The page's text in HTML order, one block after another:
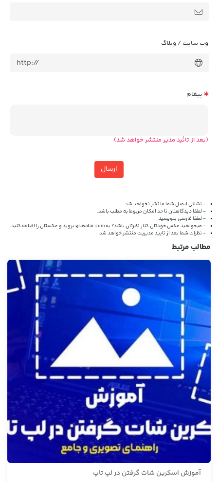
وب سایت / وبلاگ
پیغام
(بعد از تائید مدیر منتشر خواهد شد)
ارسال
- نشانی ایمیل شما منتشر نخواهد شد.
- لطفا دیدگاهتان تا حد امکان مربوط به مطلب باشد.
- لطفا فارسی بنویسید.
- میخواهید عکس خودتان کنار نظرتان باشد؟ بهgravatar.comبروید و عکستان را اضافه کنید.
- نظرات شما بعد از تایید مدیریت منتشر خواهد شد
مطالب مرتبط
آموزش اسکرین شات گرفتن در لپ تاپ